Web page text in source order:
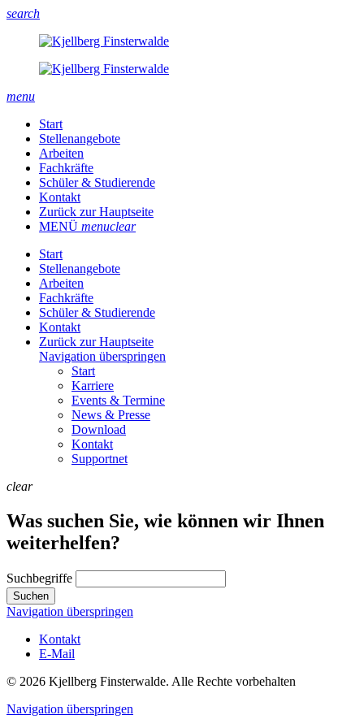
search
menu
Start
Stellenangebote
Arbeiten
Fachkräfte
Schüler & Studierende
Kontakt
Zurück zur Hauptseite
MENÜ menuclear
Start
Stellenangebote
Arbeiten
Fachkräfte
Schüler & Studierende
Kontakt
Zurück zur Hauptseite
Navigation überspringen
Start
Karriere
Events & Termine
News & Presse
Download
Kontakt
Supportnet
clear
Was suchen Sie, wie können wir Ihnen
weiterhelfen?
Suchbegriffe
Suchen
Navigation überspringen
Kontakt
E-Mail
© 2026 Kjellberg Finsterwalde. Alle Rechte vorbehalten
Navigation überspringen